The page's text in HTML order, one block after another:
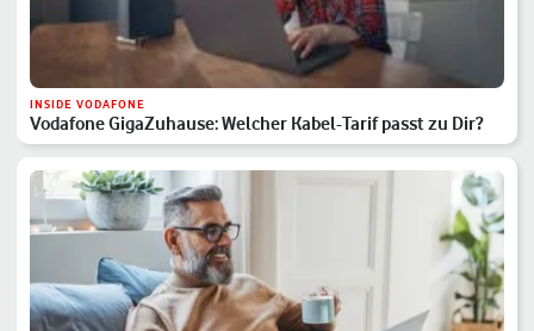
INSIDE VODAFONE
Vodafone GigaZuhause: Welcher Kabel-Tarif passt zu Dir?